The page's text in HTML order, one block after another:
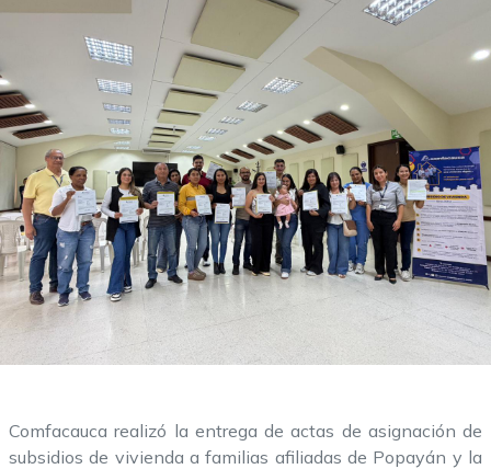
Comfacauca realizó la entrega de actas de asignación de
subsidios de vivienda a familias afiliadas de Popayán y la